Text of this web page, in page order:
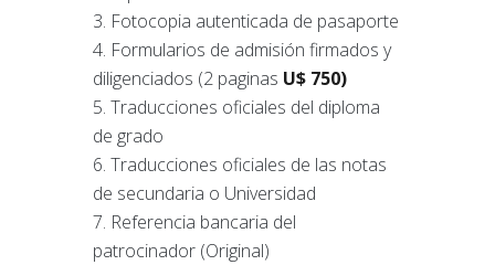
Fotocopia autenticada de pasaporte
Formularios de admisión firmados y
diligenciados (2 paginas U$ 750)
Traducciones oficiales del diploma
de grado
Traducciones oficiales de las notas
de secundaria o Universidad
Referencia bancaria del
patrocinador (Original)